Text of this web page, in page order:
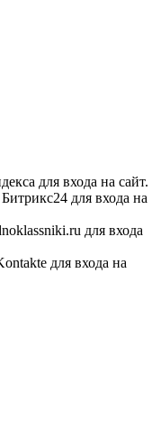
для входа на сайт.
для входа на
для входа
для входа на